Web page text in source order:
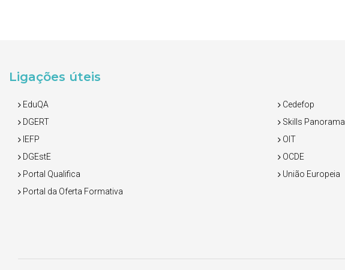
Ligações úteis
EduQA
DGERT
IEFP
DGEstE
Portal Qualifica
Portal da Oferta Formativa
Cedefop
Skills Panorama
OIT
OCDE
União Europeia